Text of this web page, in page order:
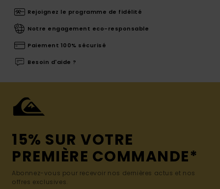
Rejoignez le programme de fidélité
Notre engagement eco-responsable
Paiement 100% sécurisé
Besoin d'aide ?
15% SUR VOTRE
PREMIÈRE COMMANDE*
Abonnez-vous pour recevoir nos dernières actus et nos
offres exclusives.